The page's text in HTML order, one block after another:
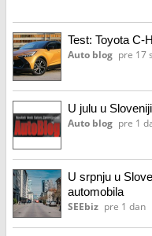
Test: Toyota C-
Auto blog pre 17
U julu u
Auto blog pre 1
U srpnju u
automobila
SEEbiz pre 1 dan